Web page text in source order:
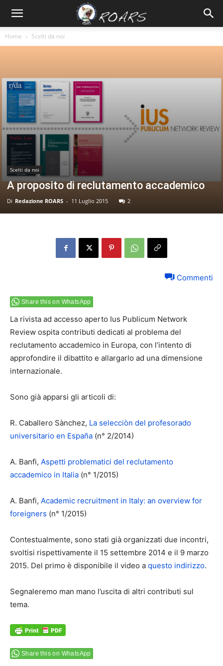
Home Scelti da noi
Scelti da noi
A proposito di reclutamento accademico
Di Redazione ROARS - 11 Luglio 2015 2
Commenti
Share this on WhatsApp
La rivista ad accesso aperto Ius Publicum Network
Review ospita contributi dedicati al problema del
reclutamento accademico in Europa, con l’intento di
approfondire il dibattito e allargarlo ad una dimensione
internazionale.
Sono già apparsi gli articoli di:
R. Caballero Sànchez, La selecciòn del profesorado
universitario en España (n° 2/2014)
A. Banfi, Aspetti problematici del reclutamento
accademico in Italia (n° 1/2015)
A. Banfi, Academic recruitment in Italy: an overview for
foreigners (n° 1/2015)
Contestualmente, sono stati già organizzati due incontri,
svoltisi rispettivamente il 15 settembre 2014 e il 9 marzo
2015. Del primo è disponibile il video a questo indirizzo.
Segnaleremo man mano l’uscita di altri contributi sul
tema.
Share this on WhatsApp